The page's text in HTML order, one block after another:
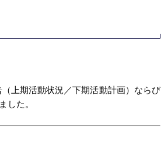
上期活動状況／下期活動計画）ならび
した。